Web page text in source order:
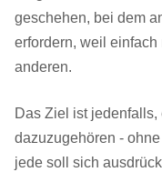
geschehen, bei dem
erfordern, weil
anderen.
Das Ziel ist
dazuzugehören -
jede soll sich